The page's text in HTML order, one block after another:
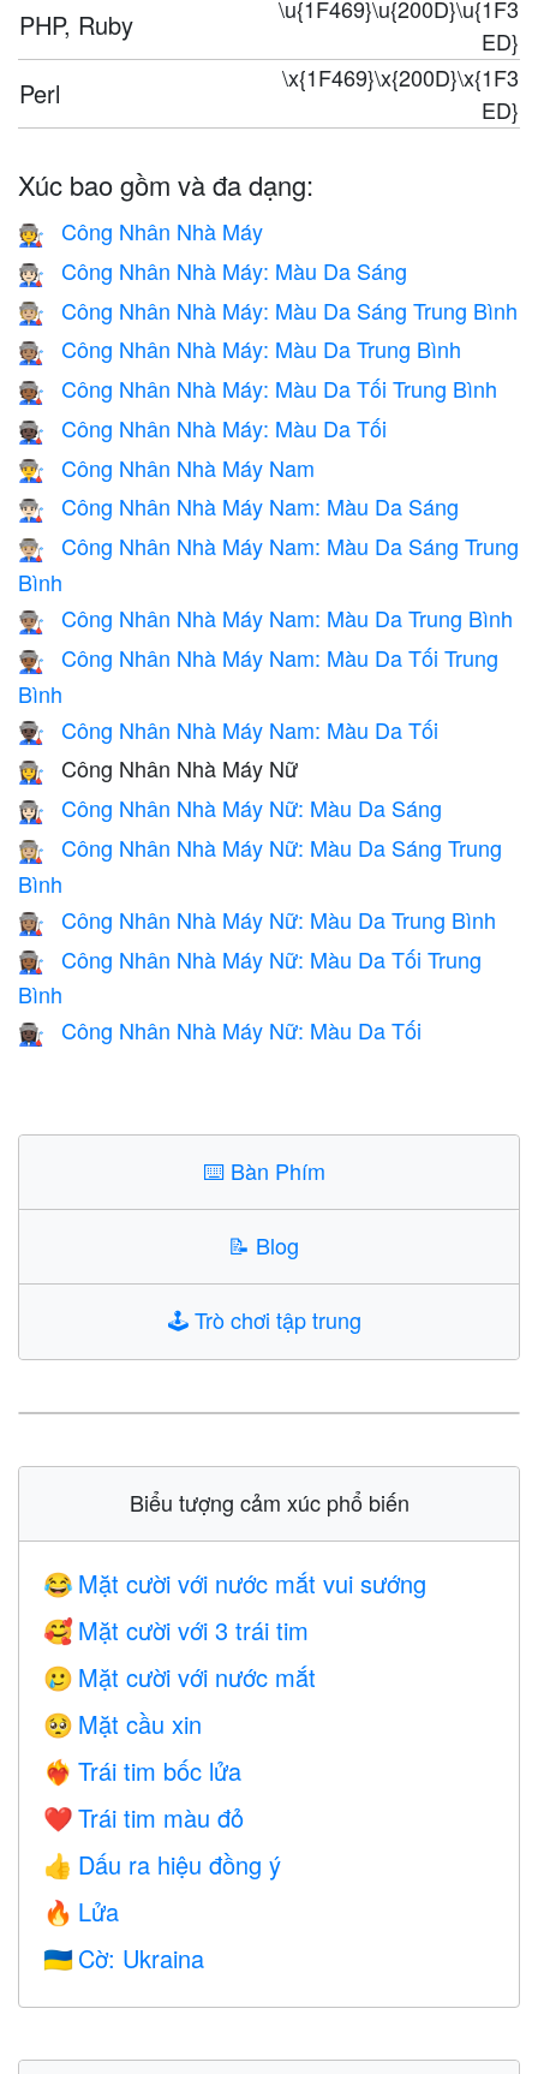
PHP, Ruby
\u{1F469}\u{200D}\u{1F3
ED}
Perl
\x{1F469}\x{200D}\x{1F3
ED}
Xúc bao gồm và đa dạng:
🧑‍🏭 Công Nhân Nhà Máy
🧑🏻‍🏭 Công Nhân Nhà Máy: Màu Da Sáng
🧑🏼‍🏭 Công Nhân Nhà Máy: Màu Da Sáng Trung Bình
🧑🏽‍🏭 Công Nhân Nhà Máy: Màu Da Trung Bình
🧑🏾‍🏭 Công Nhân Nhà Máy: Màu Da Tối Trung Bình
🧑🏿‍🏭 Công Nhân Nhà Máy: Màu Da Tối
👨‍🏭 Công Nhân Nhà Máy Nam
👨🏻‍🏭 Công Nhân Nhà Máy Nam: Màu Da Sáng
👨🏼‍🏭
Công Nhân Nhà Máy Nam: Màu Da Sáng Trung
Bình
👨🏽‍🏭 Công Nhân Nhà Máy Nam: Màu Da Trung Bình
👨🏾‍🏭
Công Nhân Nhà Máy Nam: Màu Da Tối Trung
Bình
👨🏿‍🏭 Công Nhân Nhà Máy Nam: Màu Da Tối
👩‍🏭 Công Nhân Nhà Máy Nữ
👩🏻‍🏭 Công Nhân Nhà Máy Nữ: Màu Da Sáng
👩🏼‍🏭
Công Nhân Nhà Máy Nữ: Màu Da Sáng Trung
Bình
👩🏽‍🏭 Công Nhân Nhà Máy Nữ: Màu Da Trung Bình
👩🏾‍🏭
Công Nhân Nhà Máy Nữ: Màu Da Tối Trung
Bình
👩🏿‍🏭 Công Nhân Nhà Máy Nữ: Màu Da Tối
⌨️ Bàn Phím
📝 Blog
🕹️Trò chơi tập trung
Biểu tượng cảm xúc phổ biến
😂 Mặt cười với nước mắt vui sướng
🥰 Mặt cười với 3 trái tim
🥲 Mặt cười với nước mắt
🥺 Mặt cầu xin
❤️‍🔥 Trái tim bốc lửa
❤️ Trái tim màu đỏ
👍 Dấu ra hiệu đồng ý
🔥 Lửa
🇺🇦 Cờ: Ukraina